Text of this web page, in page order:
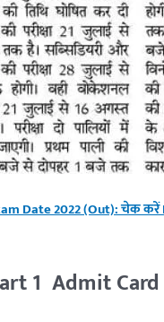
Date 2022 (Out): चेक करें
1 Admit